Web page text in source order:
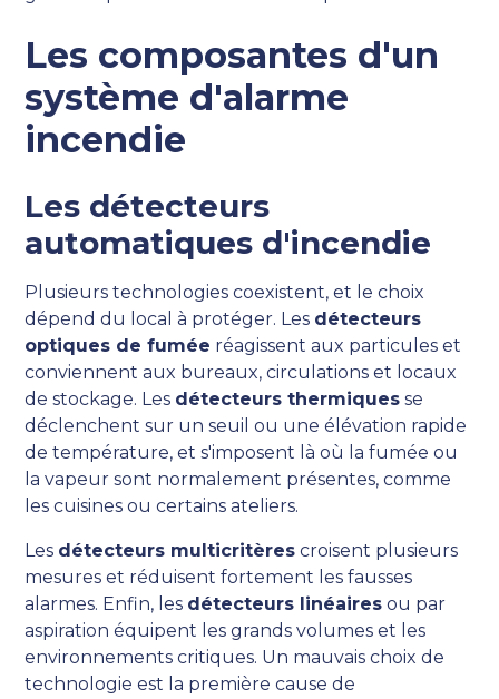
Les composantes d'un
système d'alarme
incendie
Les détecteurs
automatiques d'incendie
Plusieurs technologies coexistent, et le choix
dépend du local à protéger. Les détecteurs
optiques de fumée réagissent aux particules et
conviennent aux bureaux, circulations et locaux
de stockage. Les détecteurs thermiques se
déclenchent sur un seuil ou une élévation rapide
de température, et s'imposent là où la fumée ou
la vapeur sont normalement présentes, comme
les cuisines ou certains ateliers.
Les détecteurs multicritères croisent plusieurs
mesures et réduisent fortement les fausses
alarmes. Enfin, les détecteurs linéaires ou par
aspiration équipent les grands volumes et les
environnements critiques. Un mauvais choix de
technologie est la première cause de